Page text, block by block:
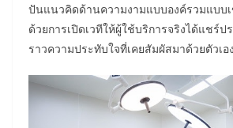
ปันแนวคิดด้านความงามแบบองค์รวมแบบเ
ด้วยการเปิดเวทีให้ผู้ใช้บริการจริงได้แชร์ป
ราวความประทับใจที่เคยสัมผัสมาด้วยตัวเอง